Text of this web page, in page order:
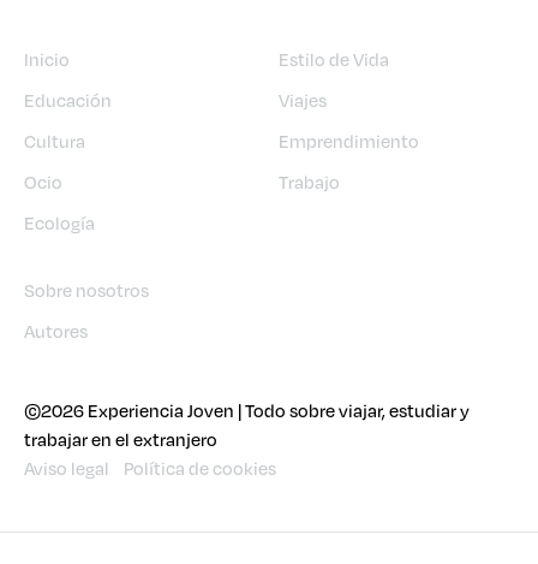
Inicio
Educación
Cultura
Ocio
Ecología
Estilo de Vida
Viajes
Emprendimiento
Trabajo
Sobre nosotros
Autores
©2026 Experiencia Joven | Todo sobre viajar, estudiar y
trabajar en el extranjero
Aviso legal
Política de cookies